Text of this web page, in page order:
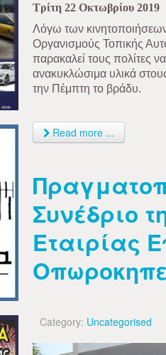
Τρίτη 22 Οκτωβρίου 2019
Λόγω των
Οργανισμούς Τοπικής
παρακαλεί τους πολίτες
ανακυκλώσιμα υλικά
την Πέμπτη το βράδυ.
Read more ...
Συνέδριο
Εταιρίας
Category: Uncategorised